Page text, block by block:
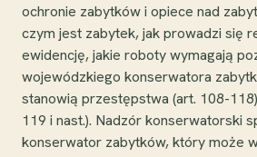
ochronie zabytków i opiece nad
czym jest zabytek, jak prowadzi się
ewidencję, jakie roboty wymagają
wojewódzkiego konserwatora
stanowią przestępstwa (art. 108-
119 i nast.). Nadzór konserwatorski
konserwator zabytków, który może